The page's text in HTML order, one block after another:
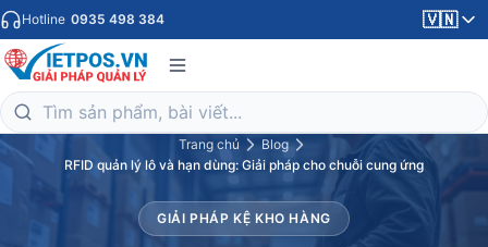
Hotline 0935 498 384 🇻🇳
Trang chủ
Blog
RFID quản lý lô và hạn dùng: Giải pháp cho chuỗi cung ứng
GIẢI PHÁP KỆ KHO HÀNG